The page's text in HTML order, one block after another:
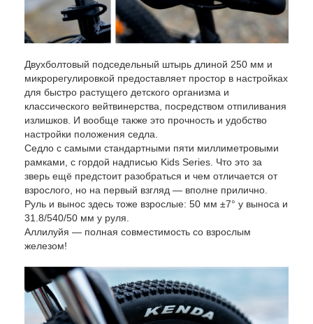
Двухболтовый подседельный штырь длиной 250 мм и
микрорегулировкой предоставляет простор в настройках
для быстро растущего детского организма и
классического вейтвинерства, посредством отпиливания
излишков. И вообще также это прочность и удобство
настройки положения седла.
Седло с самыми стандартными пяти миллиметровыми
рамками, с гордой надписью Kids Series. Что это за
зверь ещё предстоит разобраться и чем отличается от
взрослого, но на первый взгляд — вполне прилично.
Руль и вынос здесь тоже взрослые: 50 мм ±7° у выноса и
31.8/540/50 мм у руля.
Аллилуйя — полная совместимость со взрослым
железом!